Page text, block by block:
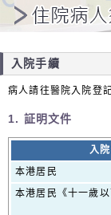
入院手續
病人請往醫院入院登
1. 証明文件
入
本港居民
本港居民《十一歲以